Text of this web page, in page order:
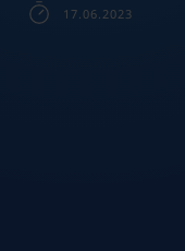
17.06.2023